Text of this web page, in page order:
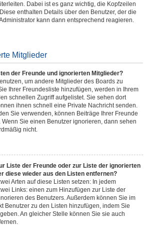
Dabei ist es ganz wichtig, die Kopfzeilen
enthalten Details über den Benutzer, der die
kann dann entsprechend reagieren.
Mitglieder
der Freunde und ignorierten Mitglieder?
um andere Mitglieder des Boards zu
Ihrer Freundesliste hinzufügen, werden in Ihrem
schnellen Zugriff aufgelistet. Sie sehen dort
ihnen schnell eine Private Nachricht senden.
Sie verwenden, können Beiträge Ihrer Freunde
Sie einen Benutzer ignorieren, dann sehen
nicht.
Liste der Freunde oder zur Liste der ignorierten
diese wieder aus den Listen entfernen?
Arten auf diese Listen setzen: In jedem
Links: einen zum Hinzufügen zur Liste der
des Benutzers. Außerdem können Sie im
Benutzer zu den Listen hinzufügen, indem Sie
An gleicher Stelle können Sie sie auch